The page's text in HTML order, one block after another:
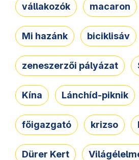
vállakozók macaron
Mi hazánk biciklisáv
zeneszerzői pályázat
Kína Lánchíd-piknik
főigazgató krizso
Dürer Kert